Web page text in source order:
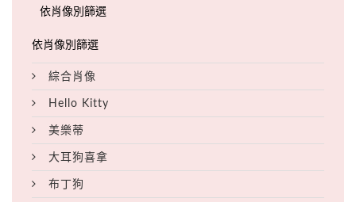
綜合肖像
Hello Kitty
美樂蒂
大耳狗喜拿
布丁狗